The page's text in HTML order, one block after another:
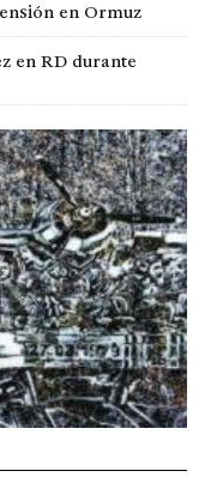
en Ormuz
en RD durante